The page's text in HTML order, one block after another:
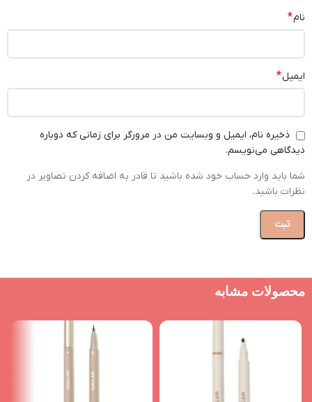
نام*
ایمیل*
ذخیره نام، ایمیل و وبسایت من در مرورگر برای زمانی که دوباره
دیدگاهی می‌نویسم.
شما باید وارد حساب خود شده باشید تا قادر به اضافه کردن تصاویر در
نظرات باشید.
محصولات مشابه